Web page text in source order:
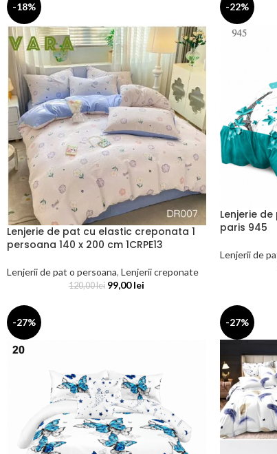
-18%
Lenjerie de pat cu elastic creponata 1
persoana 140 x 200 cm 1CRPE13
Lenjerii de pat o persoana, Lenjerii creponate
120,00lei 99,00lei
-22%
Lenjerie
paris 945
Lenjerii de
-27% -27%